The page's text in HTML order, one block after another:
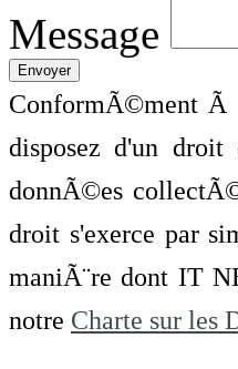
Message
ConformÃ©ment Ã
disposez d'un
donnÃ©es
droit s'exerce par
maniÃ¨re dont IT
notre Charte sur les